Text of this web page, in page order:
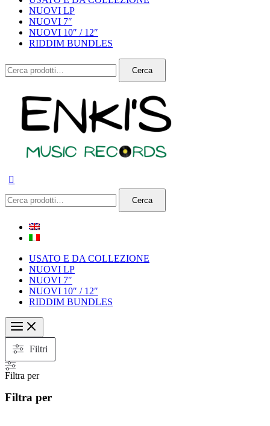
NUOVI LP
NUOVI 7″
NUOVI 10″ / 12″
RIDDIM BUNDLES
Cerca:
Cerca
Cerca:
Cerca
USATO E DA COLLEZIONE
NUOVI LP
NUOVI 7″
NUOVI 10″ / 12″
RIDDIM BUNDLES
Filtri
Filtra per
Filtra per